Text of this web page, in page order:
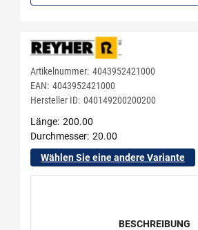
Artikelnummer: 4043952421000
EAN: 4043952421000
Hersteller ID: 040149200200200
Länge 200.00
Durchmesser 20.00
Wählen Sie eine andere Variante
BESCHREIBUNG